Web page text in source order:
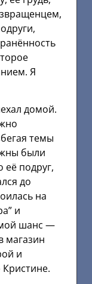
Я
домой.
темы
были
подруг,
до
на
и
шанс —
магазин
и